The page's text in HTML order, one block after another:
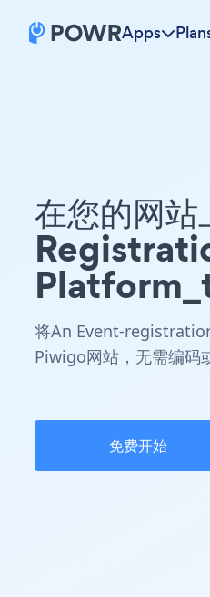
Apps
在您的网
将An Event-
Piwigo网站，无需编码
免费开始